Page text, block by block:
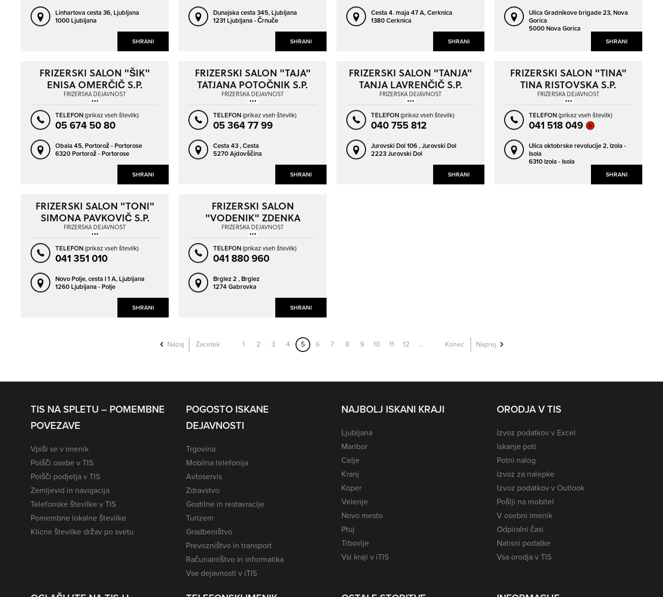
SHRANI
Linhartova cesta 36, Ljubljana
1000 Ljubljana
SHRANI
Dunajska cesta 345, Ljubljana
1231 Ljubljana - Črnuče
SHRANI
Cesta 4. maja 47 A,Cerknica
1380 Cerknica
SHRANI
Ulica Gradnikove brigade 23, Nova
Gorica
5000 Nova Gorica
SHRANI
FRIZERSKI SALON "ŠIK"
ENISA OMERČIČ S.P.
FRIZERSKA DEJAVNOST
TELEFON(prikaz vseh številk)
05 674 50 80
Obala 45, Portorož - Portorose
6320 Portorož - Portorose
SHRANI
FRIZERSKI SALON "TAJA"
TATJANA POTOČNIK S.P.
FRIZERSKA DEJAVNOST
TELEFON(prikaz vseh številk)
05 364 77 99
Cesta 43 ,Cesta
5270 Ajdovščina
SHRANI
FRIZERSKI SALON "TANJA"
TANJA LAVRENČIČ S.P.
FRIZERSKA DEJAVNOST
TELEFON(prikaz vseh številk)
040 755 812
Jurovski Dol 106 ,Jurovski Dol
2223 Jurovski Dol
SHRANI
FRIZERSKI SALON "TINA"
TINA RISTOVSKA S.P.
FRIZERSKA DEJAVNOST
TELEFON(prikaz vseh številk)
041 518 049
Ulica oktobrske revolucije 2, Izola -
Isola
6310 Izola - Isola
SHRANI
FRIZERSKI SALON "TONI"
SIMONA PAVKOVIČ S.P.
FRIZERSKA DEJAVNOST
TELEFON(prikaz vseh številk)
041 351 010
Novo Polje, cesta I 1 A, Ljubljana
1260 Ljubljana - Polje
SHRANI
FRIZERSKI SALON
"VODENIK" ZDENKA
VODENIK S.P.
FRIZERSKA DEJAVNOST
TELEFON(prikaz vseh številk)
041 880 960
Brglez 2 , Brglez
1274 Gabrovka
Nazaj Zacetek 1 2 3 4 5 6 7 8 9 10 11 12 ... Konec Naprej
TIS NA SPLETU – POMEMBNE
POVEZAVE
Vpiši se v imenik
Poišči osebe v TIS
Poišči podjetja v TIS
Zemljevid in navigacija
Telefonske številke v TIS
Pomembne lokalne številke
Klicne številke držav po svetu
POGOSTO ISKANE
DEJAVNOSTI
Trgovina
Mobilna telefonija
Avtoservis
Zdravstvo
Gostilne in restavracije
Turizem
Gradbeništvo
Prevozništvo in transport
Računalništvo in informatika
Vse dejavnosti v iTIS
NAJBOLJ ISKANI KRAJI
Ljubljana
Maribor
Celje
Kranj
Koper
Velenje
Novo mesto
Ptuj
Trbovlje
Vsi kraji v iTIS
ORODJA V TIS
Izvoz podatkov v Excel
Iskanje poti
Potni nalog
Izvoz za nalepke
Izvoz podatkov v Outlook
Pošlji na mobitel
V osebni imenik
Odpiralni časi
Natisni podatke
Vsa orodja v TIS